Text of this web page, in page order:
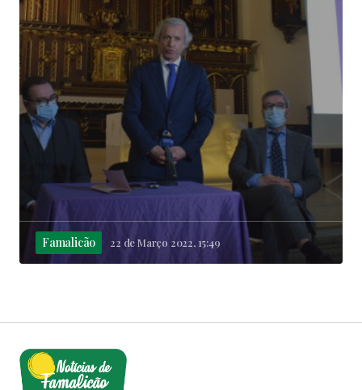
Famalicão 22 de Março 2022, 15:49